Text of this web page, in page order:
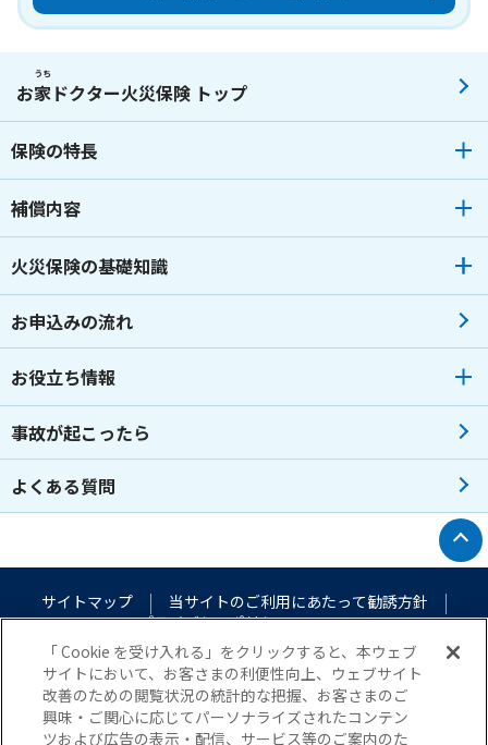
お家
うち
ドクター火災保険 トップ
保険の特長
補償内容
火災保険の基礎知識
お申込みの流れ
お役立ち情報
事故が起こったら
よくある質問
サイトマップ 当サイトのご利用にあたって 勧誘方針
プライバシーポリシー
（個人情報のお取扱いについて）
「 Cookie を受け入れる」をクリックすると、本ウェブ
サイトにおいて、お客さまの利便性向上、ウェブサイト
改善のための閲覧状況の統計的な把握、お客さまのご
興味・ご関心に応じてパーソナライズされたコンテン
ツおよび広告の表示・配信、サービス等のご案内のた